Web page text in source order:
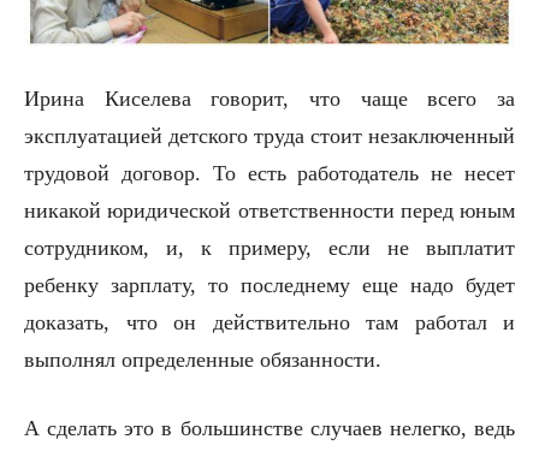
Ирина Киселева говорит, что чаще всего за
эксплуатацией детского труда стоит незаключенный
трудовой договор. То есть работодатель не несет
никакой юридической ответственности перед юным
сотрудником, и, к примеру, если не выплатит
ребенку зарплату, то последнему еще надо будет
доказать, что он действительно там работал и
выполнял определенные обязанности.
А сделать это в большинстве случаев нелегко, ведь